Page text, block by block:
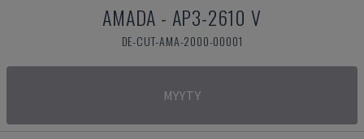
AMADA - AP3-2610 V
DE-CUT-AMA-2000-00001
MYYTY